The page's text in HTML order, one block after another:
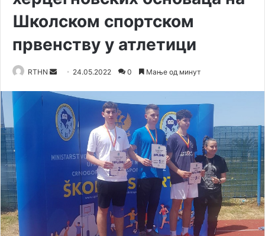
Школском спортском
првенству у атлетици
RTHN
Send
email
24.05.2022 0 Мање од минут